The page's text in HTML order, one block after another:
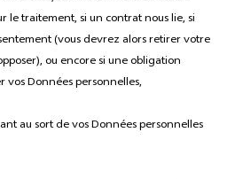
le traitement, si un contrat nous lie, si
(vous devrez alors retirer votre
ou encore si une obligation
Données personnelles,
au sort de vos Données personnelles